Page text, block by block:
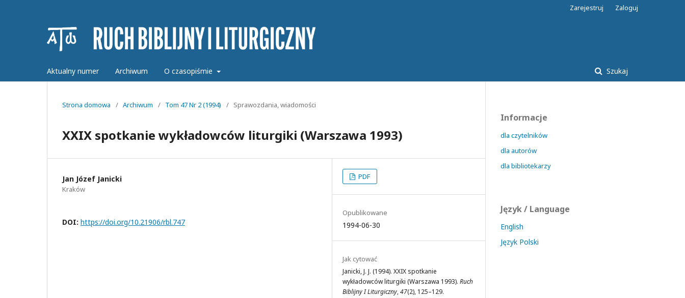
Aktualny numer Archiwum O czasopiśmie Szukaj
Zarejestruj Zaloguj
Strona domowa / Archiwum / Tom 47 Nr 2 (1994) / Sprawozdania, wiadomości
XXIX spotkanie wykładowców liturgiki (Warszawa 1993)
Jan Józef Janicki
Kraków
DOI: https://doi.org/10.21906/rbl.747
PDF
Opublikowane
1994-06-30
Jak cytować
Janicki, J. J. (1994). XXIX spotkanie
wykładowców liturgiki (Warszawa 1993). Ruch
Biblijny I Liturgiczny,47(2), 125–129.
Informacje
dla czytelników
dla autorów
dla bibliotekarzy
Język / Language
English
Język Polski